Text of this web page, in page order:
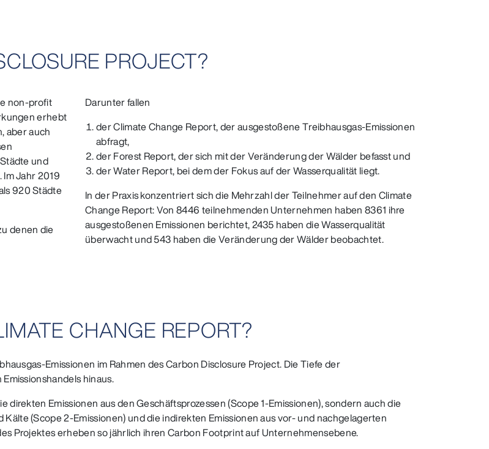
PROJECT?
non-profit
erhebt
aber auch
und
Jahr 2019
920 Städte
denen die
Darunter fallen
der Climate Change Report, der ausgestoßene Treibhausgas-Emissionen
abfragt,
der Forest Report, der sich mit der Veränderung der Wälder befasst und
der Water Report, bei dem der Fokus auf der Wasserqualität liegt.
In der Praxis konzentriert sich die Mehrzahl der Teilnehmer auf den Climate
Change Report: Von 8446 teilnehmenden Unternehmen haben 8361 ihre
ausgestoßenen Emissionen berichtet, 2435 haben die Wasserqualität
überwacht und 543 haben die Veränderung der Wälder beobachtet.
CHANGE REPORT?
Emissionen im Rahmen des Carbon Disclosure Project. Die Tiefe der
hinaus.
Emissionen aus den Geschäftsprozessen (Scope 1-Emissionen), sondern auch die
(Scope 2-Emissionen) und die indirekten Emissionen aus vor- und nachgelagerten
Projektes erheben so jährlich ihren Carbon Footprint auf Unternehmensebene.